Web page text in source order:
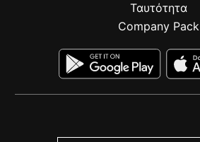
Ταυτότητα
Company Pack